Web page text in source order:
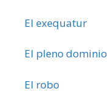
El exequatur
El pleno dominio
El robo